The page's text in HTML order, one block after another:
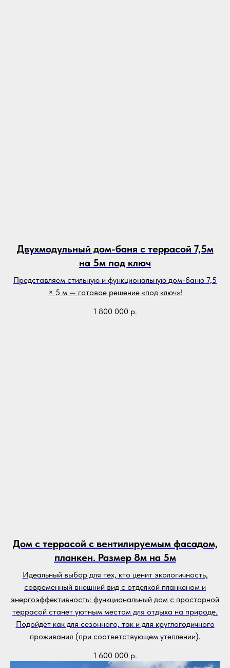
Двухмодульный дом-баня с террасой 7,5м
на 5м под ключ
Представляем стильную и функциональную дом-баню 7,5
× 5 м — готовое решение «под ключ»!
1 800 000 р.
Дом с террасой с вентилируемым фасадом,
планкен. Размер 8м на 5м
Идеальный выбор для тех, кто ценит экологичность,
современный внешний вид с отделкой планкеном и
энергоэффективность: функциональный дом с просторной
террасой станет уютным местом для отдыха на природе.
Подойдёт как для сезонного, так и для круглогодичного
проживания (при соответствующем утеплении).
1 600 000 р.